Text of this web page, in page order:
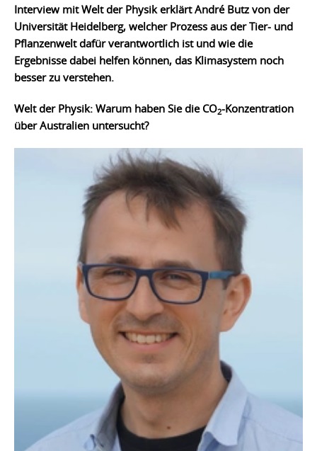
Interview mit Welt der Physik erklärt André Butz von der
Universität Heidelberg, welcher Prozess aus der Tier- und
Pflanzenwelt dafür verantwortlich ist und wie die
Ergebnisse dabei helfen können, das Klimasystem noch
besser zu verstehen.
Welt der Physik: Warum haben Sie die CO2-Konzentration
über Australien untersucht?